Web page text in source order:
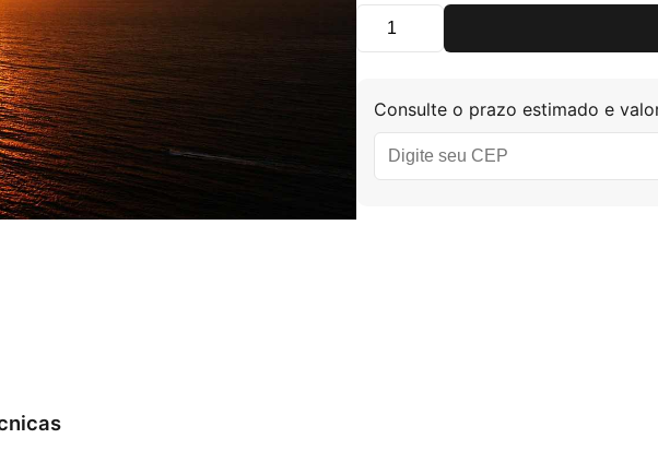
Ar Condicionado Janela Manual
Consulte o prazo estimado e